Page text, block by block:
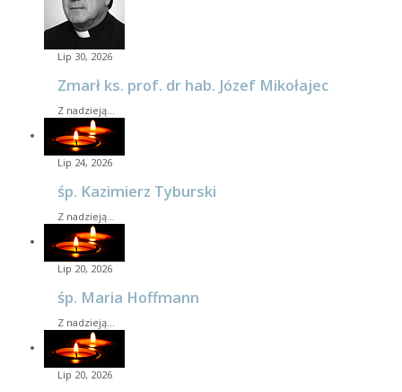
Lip 30, 2026
Zmarł ks. prof. dr hab. Józef Mikołajec
Z nadzieją…
Lip 24, 2026
śp. Kazimierz Tyburski
Z nadzieją…
Lip 20, 2026
śp. Maria Hoffmann
Z nadzieją…
Lip 20, 2026